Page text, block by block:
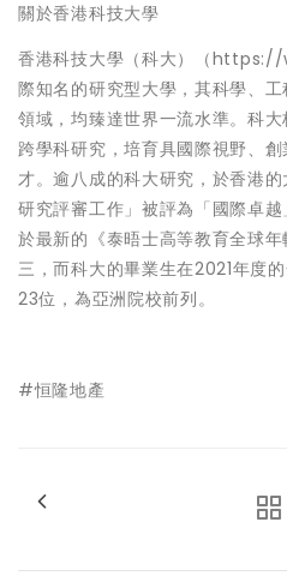
關於香港科技大學
香港科技大學（科大）（https://
際知名的研究型大學，其科學、
領域，均臻達世界一流水準。科
跨學科研究，培育具國際視野、
才。逾八成的科大研究，於香港
研究評審工作」被評為「國際卓
於最新的《泰晤士高等教育全球
三，而科大的畢業生在2021年度
23位，為亞洲院校前列。
#恒隆地產